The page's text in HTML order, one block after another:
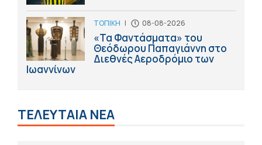
ΤΟΠΙΚΗ | 08-08-2026
«Τα Φαντάσματα» του
Θεόδωρου Παπαγιάννη στο
Διεθνές Αεροδρόμιο των
Ιωαννίνων
ΤΕΛΕΥΤΑΙΑ ΝΕΑ